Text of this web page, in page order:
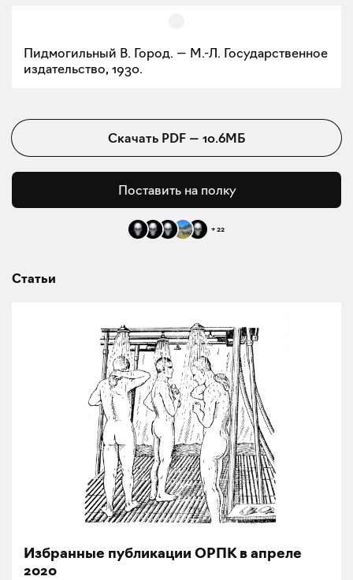
Пидмогильный В. Город. — М.-Л. Государственное
издательство, 1930.
Скачать PDF — 10.6МБ
Поставить на полку
+22
Статьи
Избранные публикации ОРПК в апреле
2020